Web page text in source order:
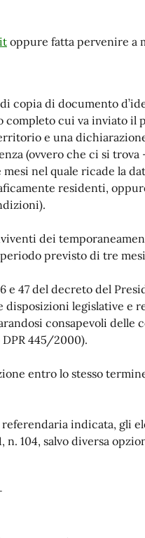
oppure fatta pervenire a
copia di documento
completo cui va inviato il
e una
(ovvero che ci si
nel quale ricade la
residenti,
dei
previsto di tre
e 47 del decreto del
legislative e
consapevoli delle
445/2000).
entro lo stesso
indicata, gli
n. 104, salvo diversa